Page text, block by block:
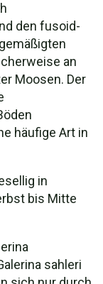
den fusoid-
an
Moosen. Der
häufige Art in
in
bis Mitte
sahleri